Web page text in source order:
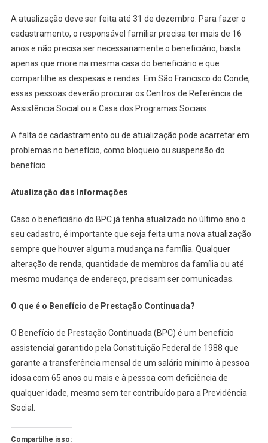
SOCIAL
PRECISA
ATUALIZAR
A atualização deve ser feita até 31 de dezembro. Para fazer o
cadastramento, o responsável familiar precisa ter mais de 16
anos e não precisa ser necessariamente o beneficiário, basta
apenas que more na mesma casa do beneficiário e que
compartilhe as despesas e rendas. Em São Francisco do Conde,
essas pessoas deverão procurar os Centros de Referência de
Assistência Social ou a Casa dos Programas Sociais.
A falta de cadastramento ou de atualização pode acarretar em
problemas no benefício, como bloqueio ou suspensão do
benefício.
Atualização das Informações
Caso o beneficiário do BPC já tenha atualizado no último ano o
seu cadastro, é importante que seja feita uma nova atualização
sempre que houver alguma mudança na família. Qualquer
alteração de renda, quantidade de membros da família ou até
mesmo mudança de endereço, precisam ser comunicadas.
O que é o Benefício de Prestação Continuada?
O Benefício de Prestação Continuada (BPC) é um benefício
assistencial garantido pela Constituição Federal de 1988 que
garante a transferência mensal de um salário mínimo à pessoa
idosa com 65 anos ou mais e à pessoa com deficiência de
qualquer idade, mesmo sem ter contribuído para a Previdência
Social.
Compartilhe isso: